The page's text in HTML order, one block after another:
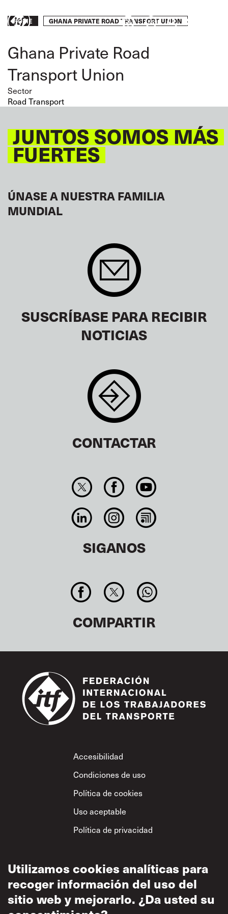
main
Take
Breadcrumb
HOME GHANA PRIVATE ROAD TRANSPORT UNION
Ghana Private Road
Transport Union
Sector
Road Transport
JUNTOS SOMOS MÁS
FUERTES
ÚNASE A NUESTRA FAMILIA
MUNDIAL
SUSCRÍBASE PARA RECIBIR
NOTICIAS
CONTACTAR
SIGANOS
COMPARTIR
Footer
Accesibilidad
Condiciones de uso
Política de cookies
Uso aceptable
Política de privacidad
Utilizamos cookies analíticas para
recoger información del uso del
sitio web y mejorarlo. ¿Da usted su